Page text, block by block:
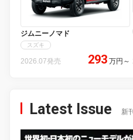
ジムニーノマド
スズキ
2026.07発売 293 万円 ～
Latest Issue 新